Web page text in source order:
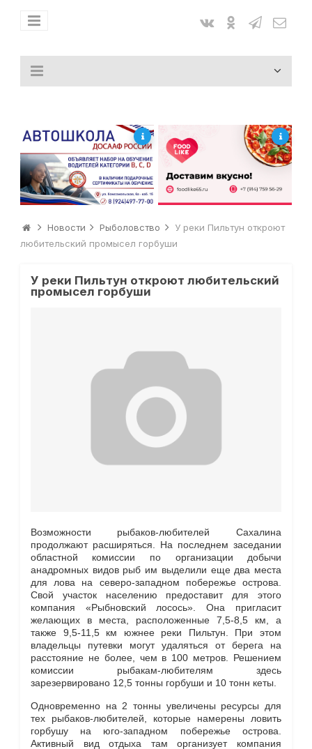
Новости Рыболовство
У реки Пильтун откроют
любительский промысел горбуши
У реки Пильтун откроют любительский
промысел горбуши
Возможности рыбаков-любителей Сахалина
продолжают расширяться. На последнем заседании
областной комиссии по организации добычи
анадромных видов рыб им выделили еще два места
для лова на северо-западном побережье острова.
Свой участок населению предоставит для этого
компания «Рыбновский лосось». Она пригласит
желающих в места, расположенные 7,5-8,5 км, а
также 9,5-11,5 км южнее реки Пильтун. При этом
владельцы путевки могут удаляться от берега на
расстояние не более, чем в 100 метров. Решением
комиссии рыбакам-любителям здесь
зарезервировано 12,5 тонны горбуши и 10 тонн кеты.
Одновременно на 2 тонны увеличены ресурсы для
тех рыбаков-любителей, которые намерены ловить
горбушу на юго-западном побережье острова.
Активный вид отдыха там организует компания